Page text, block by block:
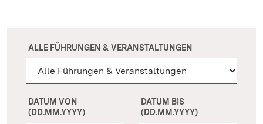
ALLE FÜHRUNGEN & VERANSTALTUNGEN
DATUM VON
(DD.MM.YYYY)
DATUM BIS
(DD.MM.YYYY)